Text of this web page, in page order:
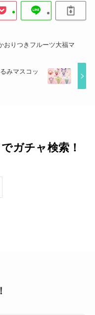
おりつきフルーツ大福マ
みマスコッ
ガチャ検索！